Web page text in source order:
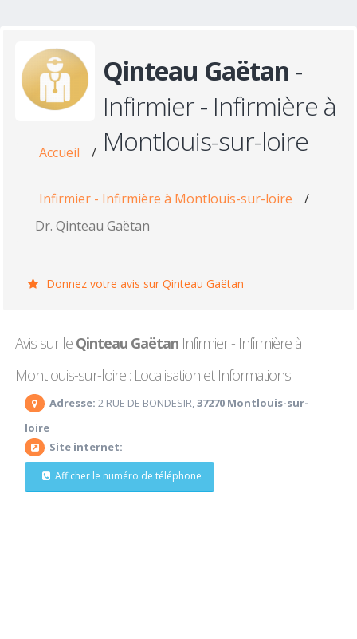
Qinteau Gaëtan -
Infirmier - Infirmière à
Montlouis-sur-loire
Accueil /
Infirmier - Infirmière à Montlouis-sur-loire
/
Dr. Qinteau Gaëtan
Donnez votre avis sur Qinteau Gaëtan
Avis sur le Qinteau Gaëtan Infirmier - Infirmière à
Montlouis-sur-loire : Localisation et Informations
Adresse: 2 RUE DE BONDESIR,37270 Montlouis-sur-
loire
Site internet:
Afficher le numéro de téléphone